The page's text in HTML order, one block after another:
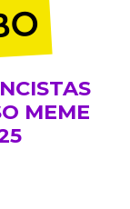
MEME